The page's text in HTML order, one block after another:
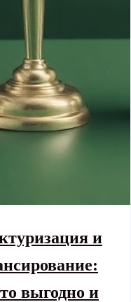
и
выгодно и